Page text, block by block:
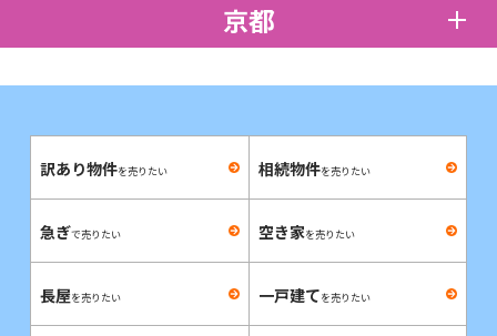
京都
訳あり物件を売りたい 相続物件を売りたい
急ぎで売りたい 空き家を売りたい
長屋を売りたい 一戸建てを売りたい